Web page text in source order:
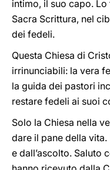
intimo, il suo capo.
Sacra Scrittura, nel
dei fedeli.
Questa Chiesa di
irrinunciabili: la vera
la guida dei pastori
restare fedeli ai suoi
Solo la Chiesa nella
dare il pane della vita.
e dall’ascolto. Saluto